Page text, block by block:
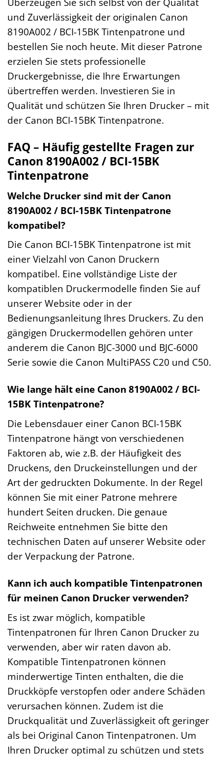
und Zuverlässigkeit der originalen Canon
8190A002 / BCI-15BK Tintenpatrone und
bestellen Sie noch heute. Mit dieser Patrone
erzielen Sie stets professionelle
Druckergebnisse, die Ihre Erwartungen
übertreffen werden. Investieren Sie in
Qualität und schützen Sie Ihren Drucker – mit
der Canon BCI-15BK Tintenpatrone.
FAQ – Häufig gestellte Fragen zur
Canon 8190A002 / BCI-15BK
Tintenpatrone
Welche Drucker sind mit der Canon
8190A002 / BCI-15BK Tintenpatrone
kompatibel?
Die Canon BCI-15BK Tintenpatrone ist mit
einer Vielzahl von Canon Druckern
kompatibel. Eine vollständige Liste der
kompatiblen Druckermodelle finden Sie auf
unserer Website oder in der
Bedienungsanleitung Ihres Druckers. Zu den
gängigen Druckermodellen gehören unter
anderem die Canon BJC-3000 und BJC-6000
Serie sowie die Canon MultiPASS C20 und C50.
Wie lange hält eine Canon 8190A002 / BCI-
15BK Tintenpatrone?
Die Lebensdauer einer Canon BCI-15BK
Tintenpatrone hängt von verschiedenen
Faktoren ab, wie z.B. der Häufigkeit des
Druckens, den Druckeinstellungen und der
Art der gedruckten Dokumente. In der Regel
können Sie mit einer Patrone mehrere
hundert Seiten drucken. Die genaue
Reichweite entnehmen Sie bitte den
technischen Daten auf unserer Website oder
der Verpackung der Patrone.
Kann ich auch kompatible Tintenpatronen
für meinen Canon Drucker verwenden?
Es ist zwar möglich, kompatible
Tintenpatronen für Ihren Canon Drucker zu
verwenden, aber wir raten davon ab.
Kompatible Tintenpatronen können
minderwertige Tinten enthalten, die die
Druckköpfe verstopfen oder andere Schäden
verursachen können. Zudem ist die
Druckqualität und Zuverlässigkeit oft geringer
als bei Original Canon Tintenpatronen. Um
Ihren Drucker optimal zu schützen und stets